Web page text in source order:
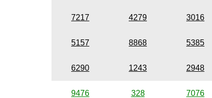
7217 4279 3016
5157 8868 5385
6290 1243 2948
9476 328 7076